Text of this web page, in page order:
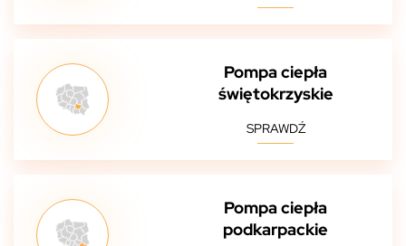
Pompa ciepła
świętokrzyskie
SPRAWDŹ
Pompa ciepła
podkarpackie